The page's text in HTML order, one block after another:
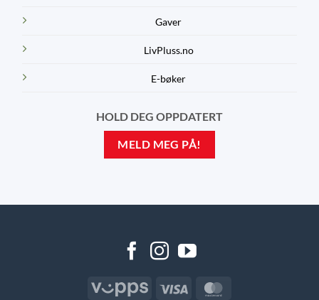
Gaver
LivPluss.no
E-bøker
HOLD DEG OPPDATERT
MELD MEG PÅ!
Vipps Visa